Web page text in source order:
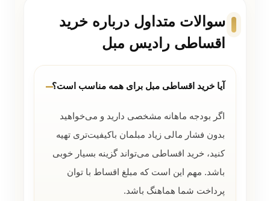
سوالات متداول درباره خرید
اقساطی رادیس مبل
آیا خرید اقساطی مبل برای همه مناسب است؟
اگر بودجه ماهانه مشخصی دارید و می‌خواهید
بدون فشار مالی زیاد مبلمان باکیفیت‌تری تهیه
کنید، خرید اقساطی می‌تواند گزینه بسیار خوبی
باشد. مهم این است که مبلغ اقساط با توان
پرداخت شما هماهنگ باشد.